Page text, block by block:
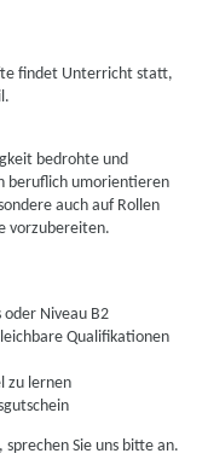
findet Unterricht statt,
bedrohte und
beruflich umorientieren
auch auf Rollen
vorzubereiten.
oder Niveau B2
Qualifikationen
zu lernen
Sie uns bitte an.